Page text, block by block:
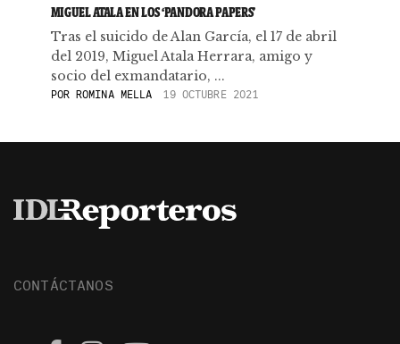
MIGUEL ATALA EN LOS ‘PANDORA PAPERS’
Tras el suicido de Alan García, el 17 de abril
del 2019, Miguel Atala Herrara, amigo y
socio del exmandatario, ...
POR ROMINA MELLA 19 OCTUBRE 2021
CONTÁCTANOS